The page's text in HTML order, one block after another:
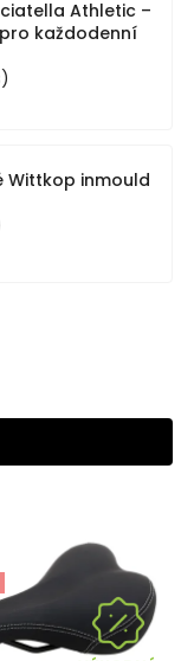
Athletic –
každodenní
Wittkop inmould